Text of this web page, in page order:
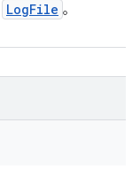
LogFile 。